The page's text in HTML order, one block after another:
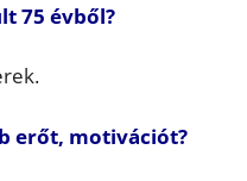
75 évből?
erőt, motivációt?